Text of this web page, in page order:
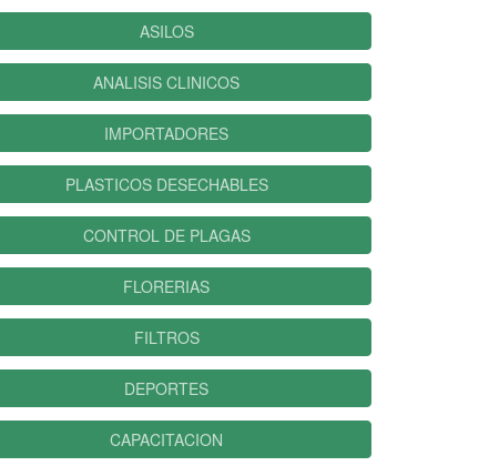
ASILOS
ANALISIS CLINICOS
IMPORTADORES
PLASTICOS DESECHABLES
CONTROL DE PLAGAS
FLORERIAS
FILTROS
DEPORTES
CAPACITACION